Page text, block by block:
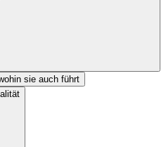
sie auch führt